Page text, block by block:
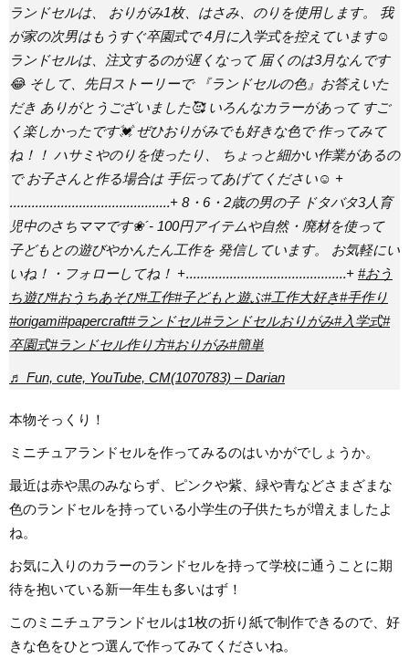
ランドセルは、 おりがみ1枚、はさみ、のりを使用します。 我
が家の次男はもうすぐ卒園式で 4月に入学式を控えています☺️
ランドセルは、注文するのが遅くなって 届くのは3月なんです
😂 そして、先日ストーリーで 『ランドセルの色』お答えいた
だき ありがとうございました🥰 いろんなカラーがあって すご
く楽しかったです💓 ぜひおりがみでも好きな色で 作ってみて
ね！！ ハサミやのりを使ったり、 ちょっと細かい作業があるの
で お子さんと作る場合は 手伝ってあげてください☺️ +
‥‥‥‥‥‥‥‥‥‥‥‥‥‥‥‥‥‥‥‥‥‥+ 8・6・2歳の男の子 ドタバタ3人育
児中のさちママです❀´- 100円アイテムや自然・廃材を使って
子どもとの遊びやかんたん工作を 発信しています。 お気軽にい
いね！・フォローしてね！ +‥‥‥‥‥‥‥‥‥‥‥‥‥‥‥‥‥‥‥‥‥‥+ #おう
ち遊び#おうちあそび#工作#子どもと遊ぶ#工作大好き#手作り
#origami#papercraft#ランドセル#ランドセルおりがみ#入学式#
卒園式#ランドセル作り方#おりがみ#簡単
♬ Fun, cute, YouTube, CM(1070783) – Darian
本物そっくり！
ミニチュアランドセルを作ってみるのはいかがでしょうか。
最近は赤や黒のみならず、ピンクや紫、緑や青などさまざまな
色のランドセルを持っている小学生の子供たちが増えましたよ
ね。
お気に入りのカラーのランドセルを持って学校に通うことに期
待を抱いている新一年生も多いはず！
このミニチュアランドセルは1枚の折り紙で制作できるので、好
きな色をひとつ選んで作ってみてくださいね。